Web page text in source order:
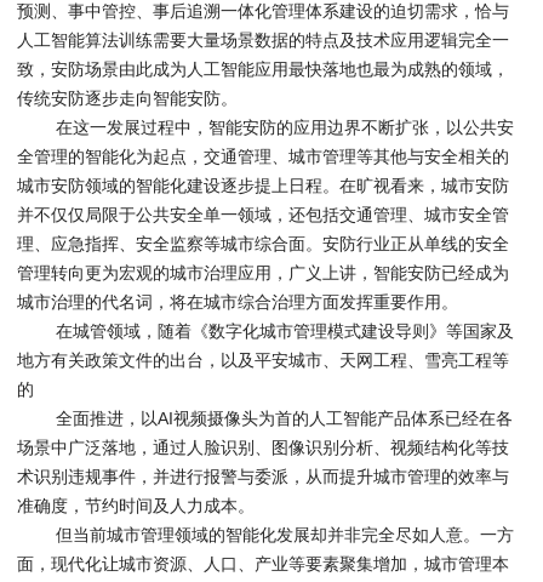
预测、事中管控、事后追溯一体化管理体系建设的迫切需求，恰与
人工智能算法训练需要大量场景数据的特点及技术应用逻辑完全一
致，安防场景由此成为人工智能应用最快落地也最为成熟的领域，
传统安防逐步走向智能安防。
在这一发展过程中，智能安防的应用边界不断扩张，以公共安
全管理的智能化为起点，交通管理、城市管理等其他与安全相关的
城市安防领域的智能化建设逐步提上日程。在旷视看来，城市安防
并不仅仅局限于公共安全单一领域，还包括交通管理、城市安全管
理、应急指挥、安全监察等城市综合面。安防行业正从单线的安全
管理转向更为宏观的城市治理应用，广义上讲，智能安防已经成为
城市治理的代名词，将在城市综合治理方面发挥重要作用。
在城管领域，随着《数字化城市管理模式建设导则》等国家及
地方有关政策文件的出台，以及平安城市、天网工程、雪亮工程等
的
全面推进，以AI视频摄像头为首的人工智能产品体系已经在各
场景中广泛落地，通过人脸识别、图像识别分析、视频结构化等技
术识别违规事件，并进行报警与委派，从而提升城市管理的效率与
准确度，节约时间及人力成本。
但当前城市管理领域的智能化发展却并非完全尽如人意。一方
面，现代化让城市资源、人口、产业等要素聚集增加，城市管理本